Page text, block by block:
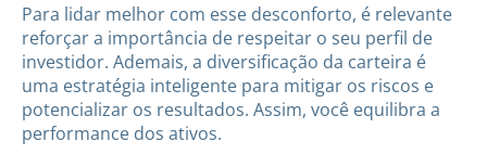
Para lidar melhor com esse desconforto, é relevante
reforçar a importância de respeitar o seu perfil de
investidor. Ademais, a diversificação da carteira é
uma estratégia inteligente para mitigar os riscos e
potencializar os resultados. Assim, você equilibra a
performance dos ativos.